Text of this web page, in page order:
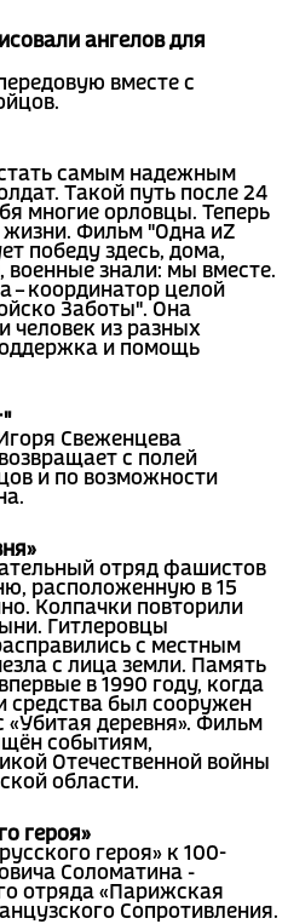
ангелов для
вместе с
стать самым надежным
Такой путь после 24
многие орловцы. Теперь
жизни. Фильм "Одна иZ
победу здесь, дома,
военные знали: мы вместе.
– координатор целой
Заботы". Она
человек из разных
и помощь
Свеженцева
с полей
и по возможности
отряд фашистов
расположенную в 15
Колпачки повторили
Гитлеровцы
с местным
с лица земли. Память
в 1990 году, когда
средства был сооружен
деревня». Фильм
событиям,
Отечественной войны
области.
героя»
героя» к 100-
Соломатина -
отряда «Парижская
Сопротивления.